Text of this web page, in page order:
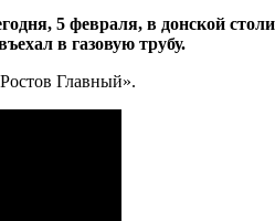
5 февраля, в донской
в газовую трубу.
Главный».